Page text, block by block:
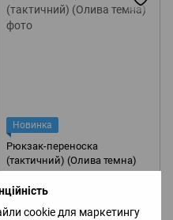
cookie для маркетингу
Новинка
Рюкзак-переноска
(тактичний) (Олива темна)
Немає в наявності